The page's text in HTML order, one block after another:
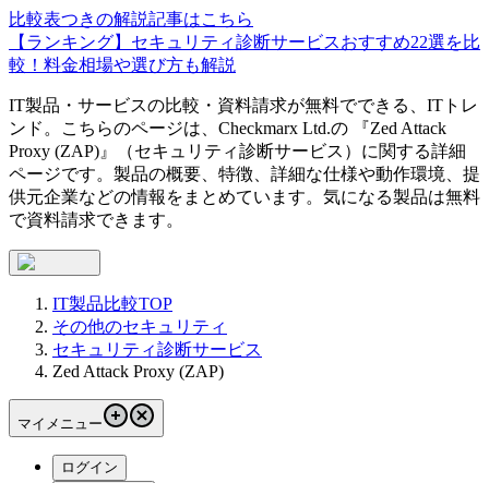
比較表つきの解説記事はこちら
【ランキング】セキュリティ診断サービスおすすめ22選を比
較！料金相場や選び方も解説
IT製品・サービスの比較・資料請求が無料でできる、ITトレ
ンド。こちらのページは、 Checkmarx Ltd.の 『Zed Attack
Proxy (ZAP) 』（セキュリティ診断サービス ）に関する詳細
ページです。製品の概要、特徴、詳細な仕様や動作環境、提
供元企業などの情報をまとめています。気になる製品は無料
で資料請求できます。
IT製品比較TOP
その他のセキュリティ
セキュリティ診断サービス
Zed Attack Proxy (ZAP)
マイメニュー
ログイン